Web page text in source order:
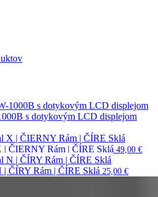
s dotykovým LCD displejom
| ČIERNY Rám | ČÍRE Sklá 49,00 €
| ČÍRY Rám | ČÍRE Sklá 25,00 €